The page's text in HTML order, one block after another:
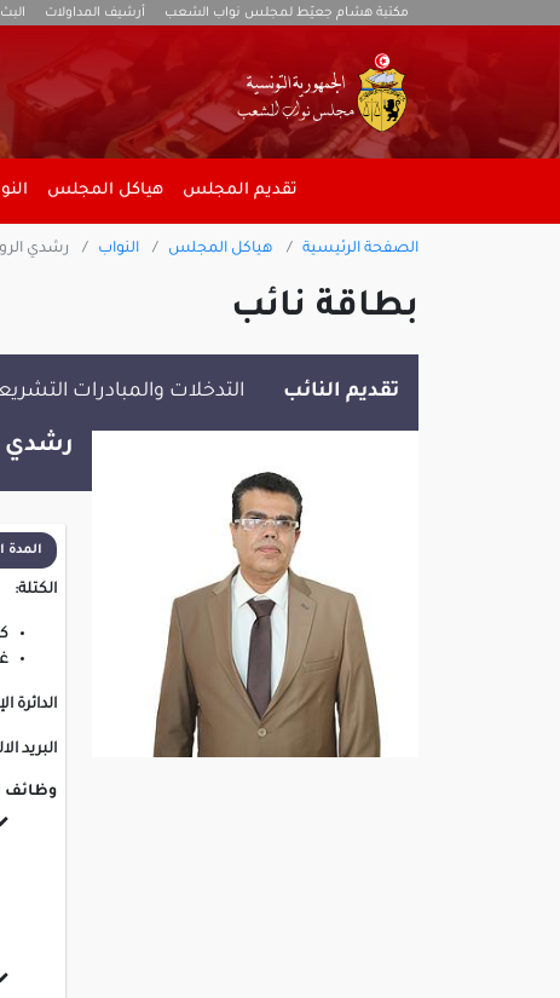
مكتبة هشام جعيّط لمجلس نواب الشعب أرشيف المداولات
تقديم المجلس هياكل المجلس
الصفحة الرئيسية هياكل المجلس النواب رشدي
بطاقة نائب
تقديم النائب التدخلات والمبادرات
رشدي
المدة
الكتلة:
الدائرة
البريد
وظائف